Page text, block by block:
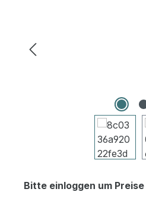
Bitte einloggen um